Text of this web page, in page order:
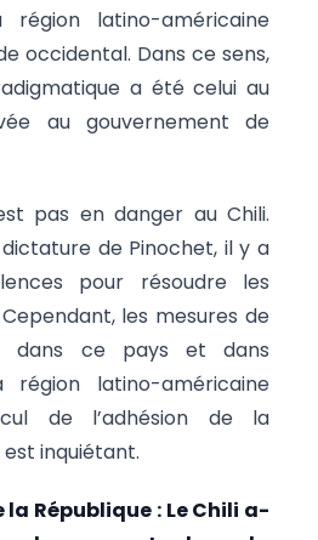
latino-américaine
occidental. Dans ce sens,
a été celui au
au gouvernement de
pas en danger au Chili.
de Pinochet, il y a
pour résoudre les
les mesures de
dans ce pays et dans
région latino-américaine
de l’adhésion de la
inquiétant.
République : Le Chili a-